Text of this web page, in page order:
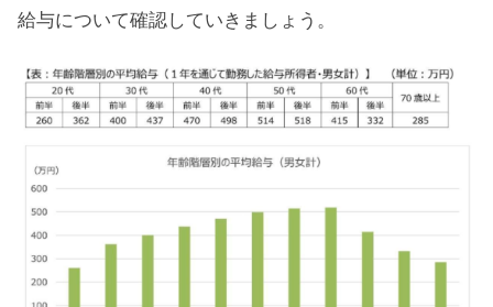
給与について確認していきましょう。